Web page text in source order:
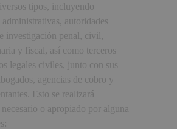
tipos, incluyendo
autoridades
investigación penal, civil,
y fiscal, así como terceros
legales civiles, junto con sus
agencias de cobro y
Esto se realizará
o apropiado por alguna